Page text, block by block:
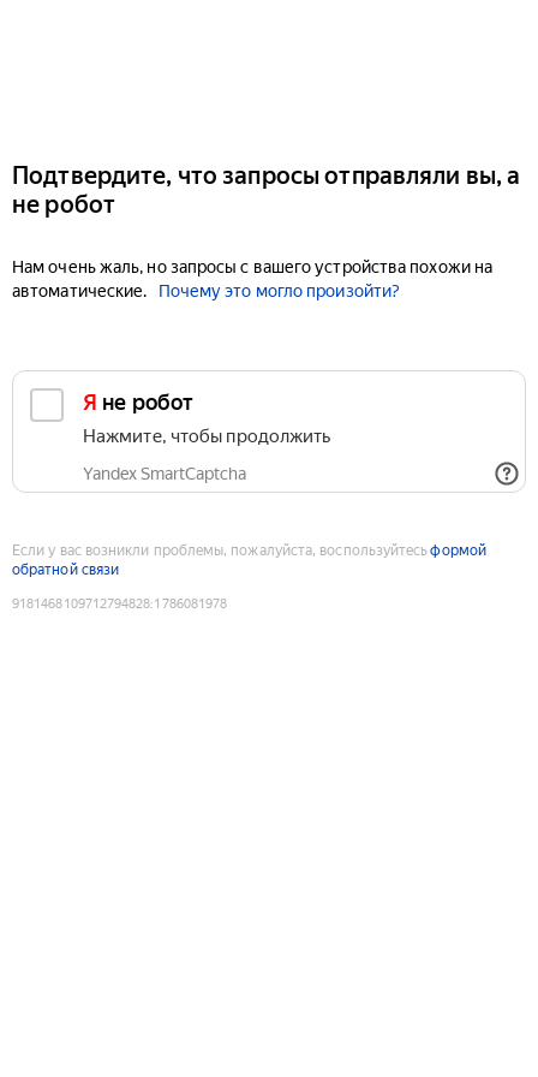
Подтвердите, что запросы отправляли вы, а
не робот
Нам очень жаль, но запросы с вашего устройства похожи на
автоматические.
Почему это могло произойти?
Я не робот
Нажмите, чтобы продолжить
Yandex SmartCaptcha
Если у вас возникли проблемы, пожалуйста, воспользуйтесьформой
обратной связи
9181468109712794828:1786081978